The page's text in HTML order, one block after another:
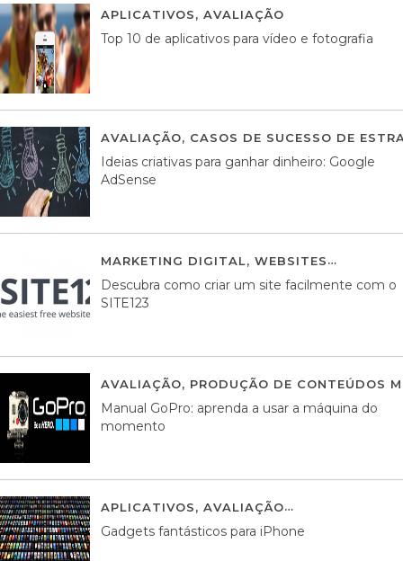
APLICATIVOS, AVALIAÇÃO
Top 10 de aplicativos para vídeo e fotografia
AVALIAÇÃO, CASOS DE SUCESSO DE
Ideias criativas para ganhar dinheiro: Google
AdSense
MARKETING DIGITAL, WEBSITES
Descubra como criar um site facilmente com o
SITE123
AVALIAÇÃO, PRODUÇÃO DE CONTEÚDOS
Manual GoPro: aprenda a usar a máquina do
momento
APLICATIVOS, AVALIAÇÃO
Gadgets fantásticos para iPhone